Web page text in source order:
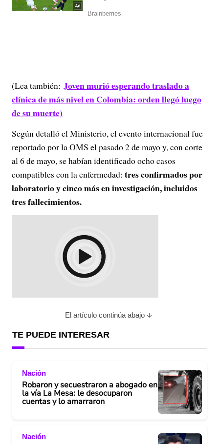
(Lea también: Joven murió esperando traslado a
clínica de más nivel en Colombia: orden llegó luego
de su muerte)
Según detalló el Ministerio, el evento internacional fue
reportado por la OMS el pasado 2 de mayo y, con corte
al 6 de mayo, se habían identificado ocho casos
compatibles con la enfermedad: tres confirmados por
laboratorio y cinco más en investigación, incluidos
tres fallecimientos.
El artículo continúa abajo
TE PUEDE INTERESAR
Nación
Robaron y secuestraron a abogado en
la vía La Mesa: le desocuparon
cuentas y lo amarraron
Nación